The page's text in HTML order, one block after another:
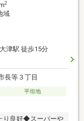
2
域
津駅 徒歩15分
長等３丁目
平坦地
り良好◆スーパーや